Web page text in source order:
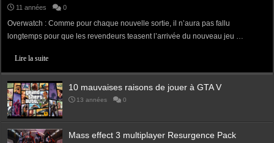
11 années 0
Overwatch : Comme pour chaque nouvelle sortie, il n’aura pas fallu
longtemps pour que les revendeurs teasent l’arrivée du nouveau jeu …
Lire la suite
10 mauvaises raisons de jouer à GTA V
13 années 0
Mass effect 3 multiplayer Resurgence Pack